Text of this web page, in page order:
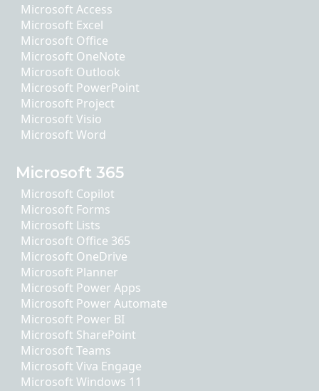
Microsoft Access
Microsoft Excel
Microsoft Office
Microsoft OneNote
Microsoft Outlook
Microsoft PowerPoint
Microsoft Project
Microsoft Visio
Microsoft Word
Microsoft 365
Microsoft Copilot
Microsoft Forms
Microsoft Lists
Microsoft Office 365
Microsoft OneDrive
Microsoft Planner
Microsoft Power Apps
Microsoft Power Automate
Microsoft Power BI
Microsoft SharePoint
Microsoft Teams
Microsoft Viva Engage
Microsoft Windows 11